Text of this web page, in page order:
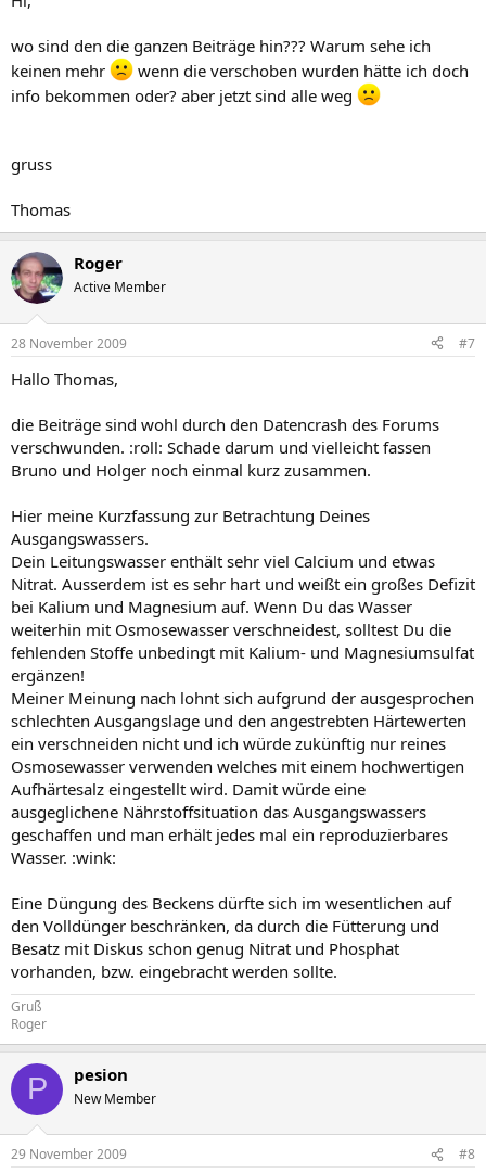
wo sind den die ganzen Beiträge hin??? Warum sehe ich
keinen mehr
wenn die verschoben wurden hätte ich doch
info bekommen oder? aber jetzt sind alle weg
gruss
Thomas
Roger
Active Member
28 November 2009 #7
Hallo Thomas,
die Beiträge sind wohl durch den Datencrash des Forums
verschwunden. :roll: Schade darum und vielleicht fassen
Bruno und Holger noch einmal kurz zusammen.
Hier meine Kurzfassung zur Betrachtung Deines
Ausgangswassers.
Dein Leitungswasser enthält sehr viel Calcium und etwas
Nitrat. Ausserdem ist es sehr hart und weißt ein großes Defizit
bei Kalium und Magnesium auf. Wenn Du das Wasser
weiterhin mit Osmosewasser verschneidest, solltest Du die
fehlenden Stoffe unbedingt mit Kalium- und Magnesiumsulfat
ergänzen!
Meiner Meinung nach lohnt sich aufgrund der ausgesprochen
schlechten Ausgangslage und den angestrebten Härtewerten
ein verschneiden nicht und ich würde zukünftig nur reines
Osmosewasser verwenden welches mit einem hochwertigen
Aufhärtesalz eingestellt wird. Damit würde eine
ausgeglichene Nährstoffsituation das Ausgangswassers
geschaffen und man erhält jedes mal ein reproduzierbares
Wasser. :wink:
Eine Düngung des Beckens dürfte sich im wesentlichen auf
den Volldünger beschränken, da durch die Fütterung und
Besatz mit Diskus schon genug Nitrat und Phosphat
vorhanden, bzw. eingebracht werden sollte.
Gruß
Roger
P pesion
New Member
29 November 2009 #8